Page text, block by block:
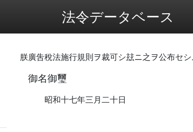
法令データベース
朕廣吿稅法施行規則ヲ裁可シ玆ニ之ヲ公布セシ
御名御璽
昭和十七年三月二十日